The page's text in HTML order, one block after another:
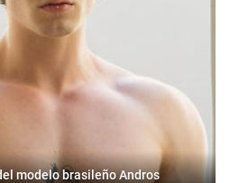
modelo brasileño Andros